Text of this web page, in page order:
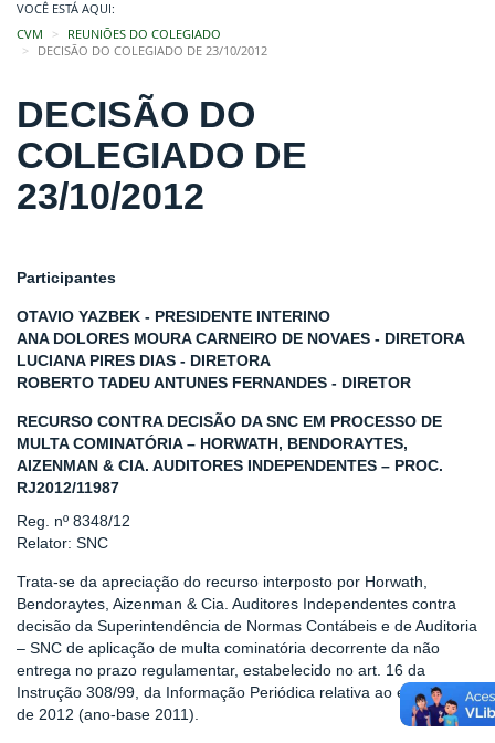
VOCÊ ESTÁ AQUI:
CVM
REUNIÕES DO COLEGIADO
DECISÃO DO COLEGIADO DE 23/10/2012
DECISÃO DO
COLEGIADO DE
23/10/2012
Participantes
OTAVIO YAZBEK - PRESIDENTE INTERINO
ANA DOLORES MOURA CARNEIRO DE NOVAES - DIRETORA
LUCIANA PIRES DIAS - DIRETORA
ROBERTO TADEU ANTUNES FERNANDES - DIRETOR
RECURSO CONTRA DECISÃO DA SNC EM PROCESSO DE
MULTA COMINATÓRIA – HORWATH, BENDORAYTES,
AIZENMAN & CIA. AUDITORES INDEPENDENTES – PROC.
RJ2012/11987
Reg. nº 8348/12
Relator: SNC
Trata-se da apreciação do recurso interposto por Horwath,
Bendoraytes, Aizenman & Cia. Auditores Independentes contra
decisão da Superintendência de Normas Contábeis e de Auditoria
– SNC de aplicação de multa cominatória decorrente da não
entrega no prazo regulamentar, estabelecido no art. 16 da
Instrução 308/99, da Informação Periódica relativa ao exercício
de 2012 (ano-base 2011).